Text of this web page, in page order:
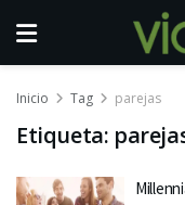
Inicio Tag parejas
Etiqueta: